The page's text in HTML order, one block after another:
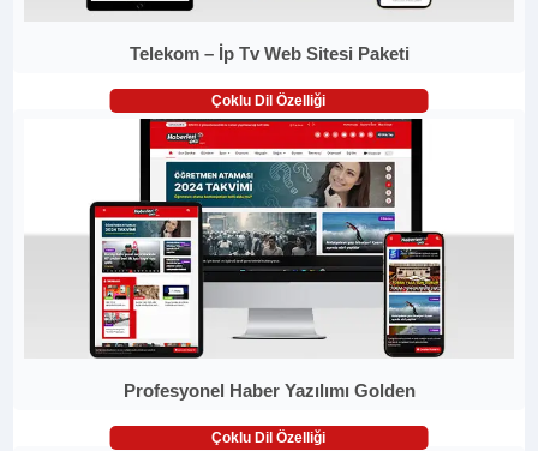
Telekom – İp Tv Web Sitesi Paketi
Çoklu Dil Özelliği
Profesyonel Haber Yazılımı Golden
Çoklu Dil Özelliği